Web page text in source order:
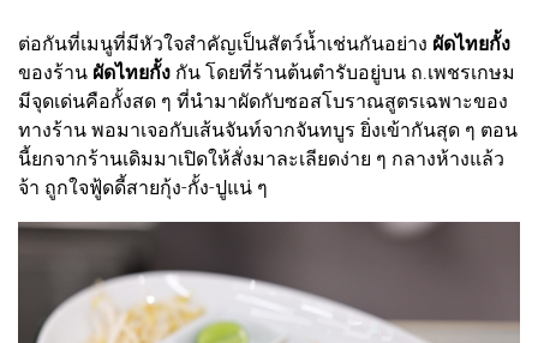
ต่อกันที่เมนูที่มีหัวใจสำคัญเป็นสัตว์น้ำเช่นกันอย่าง ผัดไทยกั้ง
ของร้าน ผัดไทยกั้ง กัน โดยที่ร้านต้นตำรับอยู่บน ถ.เพชรเกษม
มีจุดเด่นคือกั้งสด ๆ ที่นำมาผัดกับซอสโบราณสูตรเฉพาะของ
ทางร้าน พอมาเจอกับเส้นจันท์จากจันทบูร ยิ่งเข้ากันสุด ๆ ตอน
นี้ยกจากร้านเดิมมาเปิดให้สั่งมาละเลียดง่าย ๆ กลางห้างแล้ว
จ้า ถูกใจฟู้ดดี้สายกุ้ง-กั้ง-ปูแน่ ๆ